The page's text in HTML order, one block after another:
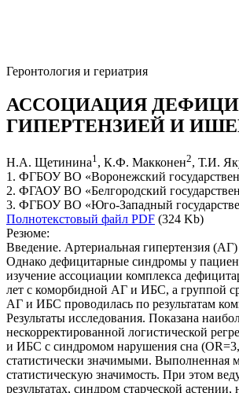
Геронтология и гериатрия
АССОЦИАЦИЯ
ГИПЕРТЕНЗИЕЙ И
Н.А. Щетинина1 , К.Ф. Макконен2, Т.И.
1. ФГБОУ ВО «Воронежский
2. ФГАОУ ВО «Белгородский
3. ФГБОУ ВО «Юго-Западный
Полнотекстовый файл PDF (324 Kb)
Резюме:
Введение. Артериальная гипертензия
Однако дефицитарные синдромы у
изучение ассоциации комплекса
лет с коморбидной АГ и ИБС, а группой
АГ и ИБС проводилась по результатам
Результаты исследования. Показана
нескорректированной логистической
и ИБС с синдромом нарушения сна
статистически значимыми. Выполненная
статистическую значимость. При этом
результатах, синдром старческой